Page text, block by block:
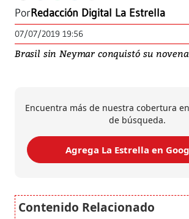
PorRedacción Digital La Estrella
07/07/2019 19:56
Brasil sin Neymar conquistó su
Encuentra más de nuestra cobertura
de búsqueda.
Agrega La Estrella en